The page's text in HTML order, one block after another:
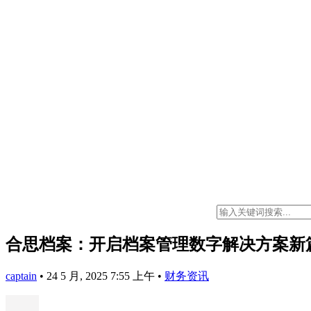
合思档案：开启档案管理数字解决方案新
captain • 24 5 月, 2025 7:55 上午 • 财务资讯